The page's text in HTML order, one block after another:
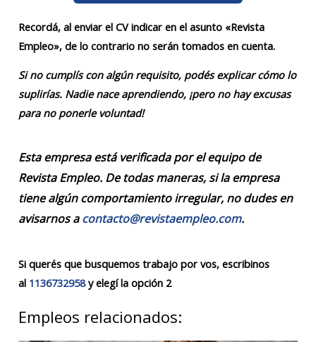
Recordá, al enviar el CV indicar en el asunto «Revista
Empleo», de lo contrario no serán tomados en cuenta.
Si no cumplís con algún requisito, podés explicar cómo lo
suplirías. Nadie nace aprendiendo, ¡pero no hay excusas
para no ponerle voluntad!
Esta empresa está verificada por el equipo de
Revista Empleo. De todas maneras, si la empresa
tiene algún comportamiento irregular, no dudes en
avisarnos acontacto@revistaempleo.com.
Si querés que busquemos trabajo por vos, escribinos
al 1136732958y elegí la opción 2
Empleos relacionados: